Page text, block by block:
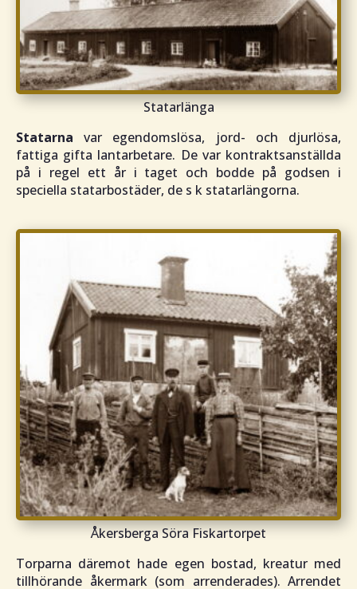
Statarlänga
Statarna var egendomslösa, jord- och djurlösa,
fattiga gifta lantarbetare. De var kontraktsanställda
på i regel ett år i taget och bodde på godsen i
speciella statarbostäder, de s k statarlängorna.
Åkersberga Söra Fiskartorpet
Torparna däremot hade egen bostad, kreatur med
tillhörande åkermark (som arrenderades). Arrendet